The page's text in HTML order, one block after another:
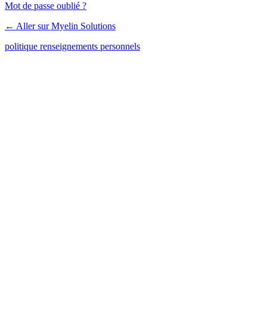
Mot de passe oublié ?
← Aller sur Myelin Solutions
politique renseignements personnels